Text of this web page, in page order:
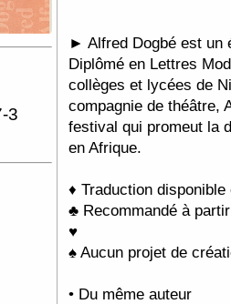
3
► Alfred Dogbé est un
Diplômé en Lettres
collèges et lycées de
compagnie de théâtre,
festival qui promeut la
en Afrique.
♦ Traduction
♣ Recommandé à
♥
♠ Aucun projet de
• Du même auteur